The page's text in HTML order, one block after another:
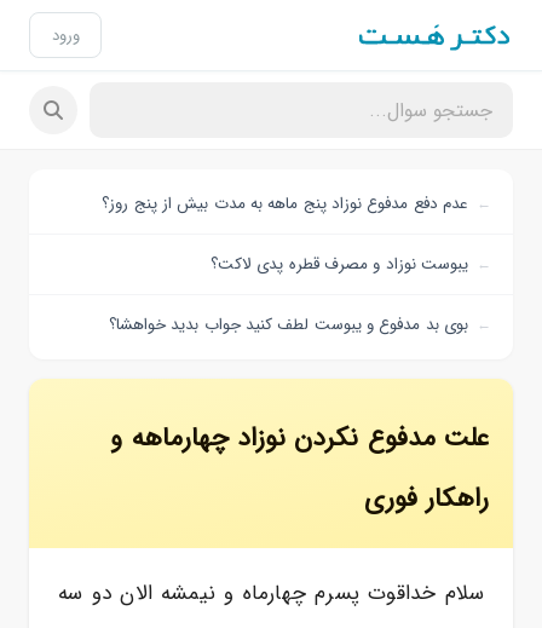
ورود
عدم دفع مدفوع نوزاد پنج ماهه به مدت بیش از پنج روز؟
یبوست نوزاد و مصرف قطره پدی لاکت؟
بوی بد مدفوع و یبوست لطف کنید جواب بدید خواهشا؟
علت مدفوع نکردن نوزاد چهارماهه و
راهکار فوری
سلام خداقوت پسرم چهارماه و نیمشه الان دو سه